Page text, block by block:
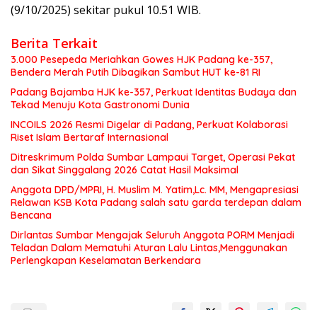
(9/10/2025) sekitar pukul 10.51 WIB.
Berita Terkait
3.000 Pesepeda Meriahkan Gowes HJK Padang ke-357,
Bendera Merah Putih Dibagikan Sambut HUT ke-81 RI
Padang Bajamba HJK ke-357, Perkuat Identitas Budaya dan
Tekad Menuju Kota Gastronomi Dunia
INCOILS 2026 Resmi Digelar di Padang, Perkuat Kolaborasi
Riset Islam Bertaraf Internasional
Ditreskrimum Polda Sumbar Lampaui Target, Operasi Pekat
dan Sikat Singgalang 2026 Catat Hasil Maksimal
Anggota DPD/MPRI, H. Muslim M. Yatim,Lc. MM, Mengapresiasi
Relawan KSB Kota Padang salah satu garda terdepan dalam
Bencana
Dirlantas Sumbar Mengajak Seluruh Anggota PORM Menjadi
Teladan Dalam Mematuhi Aturan Lalu Lintas,Menggunakan
Perlengkapan Keselamatan Berkendara